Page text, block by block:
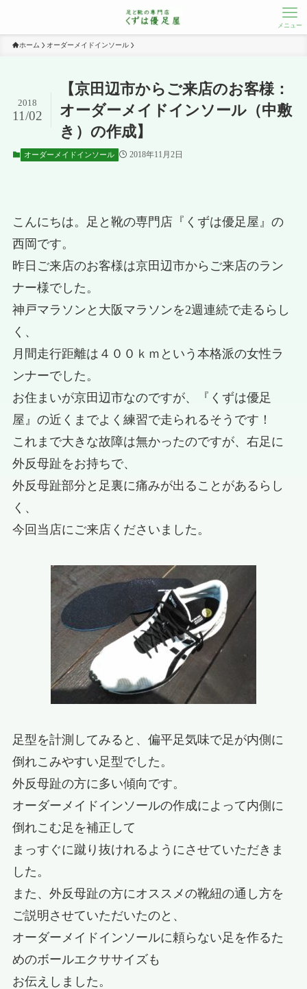
メニュー
ホーム オーダーメイドインソール
【京田辺市からご来店のお客様：
オーダーメイドインソール（中敷
き）の作成】
2018
11/02
オーダーメイドインソール 2018年11月2日
こんにちは。足と靴の専門店『くずは優足屋』の
西岡です。
昨日ご来店のお客様は京田辺市からご来店のラン
ナー様でした。
神戸マラソンと大阪マラソンを2週連続で走るらし
く、
月間走行距離は４００ｋｍという本格派の女性ラ
ンナーでした。
お住まいが京田辺市なのですが、『くずは優足
屋』の近くまでよく練習で走られるそうです！
これまで大きな故障は無かったのですが、右足に
外反母趾をお持ちで、
外反母趾部分と足裏に痛みが出ることがあるらし
く、
今回当店にご来店くださいました。
足型を計測してみると、偏平足気味で足が内側に
倒れこみやすい足型でした。
外反母趾の方に多い傾向です。
オーダーメイドインソールの作成によって内側に
倒れこむ足を補正して
まっすぐに蹴り抜けれるようにさせていただきま
した。
また、外反母趾の方にオススメの靴紐の通し方を
ご説明させていただいたのと、
オーダーメイドインソールに頼らない足を作るた
めのボールエクササイズも
お伝えしました。